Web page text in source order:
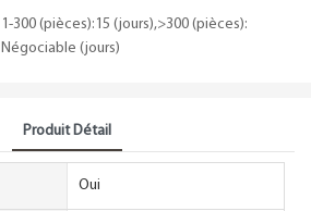
1-300 (pièces):15 (jours),>300 (pièces):
Négociable (jours)
Produit Détail
Oui